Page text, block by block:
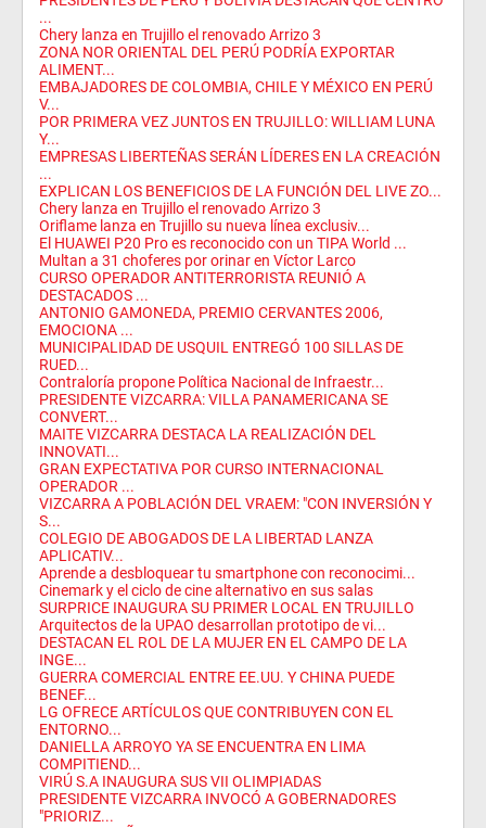
...
Chery lanza en Trujillo el renovado Arrizo 3
ZONA NOR ORIENTAL DEL PERÚ PODRÍA EXPORTAR
ALIMENT...
EMBAJADORES DE COLOMBIA, CHILE Y MÉXICO EN PERÚ
V...
POR PRIMERA VEZ JUNTOS EN TRUJILLO: WILLIAM LUNA
Y...
EMPRESAS LIBERTEÑAS SERÁN LÍDERES EN LA CREACIÓN
...
EXPLICAN LOS BENEFICIOS DE LA FUNCIÓN DEL LIVE ZO...
Chery lanza en Trujillo el renovado Arrizo 3
Oriflame lanza en Trujillo su nueva línea exclusiv...
El HUAWEI P20 Pro es reconocido con un TIPA World ...
Multan a 31 choferes por orinar en Víctor Larco
CURSO OPERADOR ANTITERRORISTA REUNIÓ A
DESTACADOS ...
ANTONIO GAMONEDA, PREMIO CERVANTES 2006,
EMOCIONA ...
MUNICIPALIDAD DE USQUIL ENTREGÓ 100 SILLAS DE
RUED...
Contraloría propone Política Nacional de Infraestr...
PRESIDENTE VIZCARRA: VILLA PANAMERICANA SE
CONVERT...
MAITE VIZCARRA DESTACA LA REALIZACIÓN DEL
INNOVATI...
GRAN EXPECTATIVA POR CURSO INTERNACIONAL
OPERADOR ...
VIZCARRA A POBLACIÓN DEL VRAEM: "CON INVERSIÓN Y
S...
COLEGIO DE ABOGADOS DE LA LIBERTAD LANZA
APLICATIV...
Aprende a desbloquear tu smartphone con reconocimi...
Cinemark y el ciclo de cine alternativo en sus salas
SURPRICE INAUGURA SU PRIMER LOCAL EN TRUJILLO
Arquitectos de la UPAO desarrollan prototipo de vi...
DESTACAN EL ROL DE LA MUJER EN EL CAMPO DE LA
INGE...
GUERRA COMERCIAL ENTRE EE.UU. Y CHINA PUEDE
BENEF...
LG OFRECE ARTÍCULOS QUE CONTRIBUYEN CON EL
ENTORNO...
DANIELLA ARROYO YA SE ENCUENTRA EN LIMA
COMPITIEND...
VIRÚ S.A INAUGURA SUS VII OLIMPIADAS
PRESIDENTE VIZCARRA INVOCÓ A GOBERNADORES
"PRIORIZ...